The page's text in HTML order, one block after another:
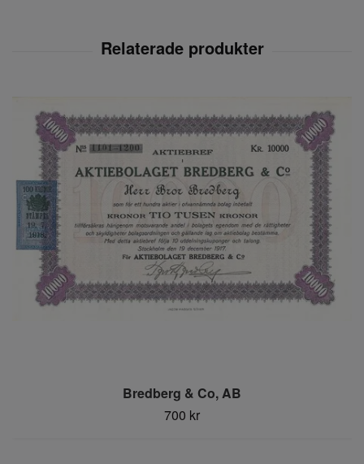
Bredberg & Co, AB
700 kr